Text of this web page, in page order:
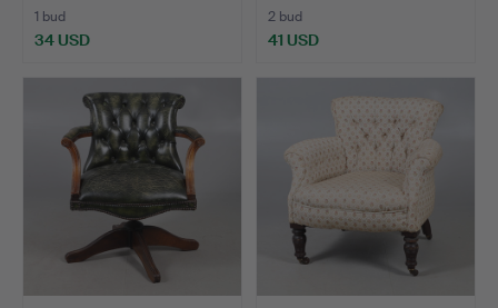
1 bud
34 USD
2 bud
41 USD